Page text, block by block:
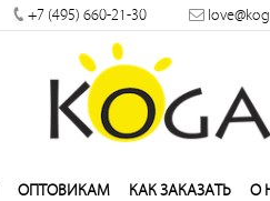
Разрешить
×
+7 (495) 660-21-30
ОПТОВИКАМ КАК ЗАКАЗАТЬ О